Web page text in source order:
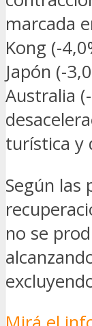
marcada
Kong (-
Japón (-
Australia
turística y
Según las
no se